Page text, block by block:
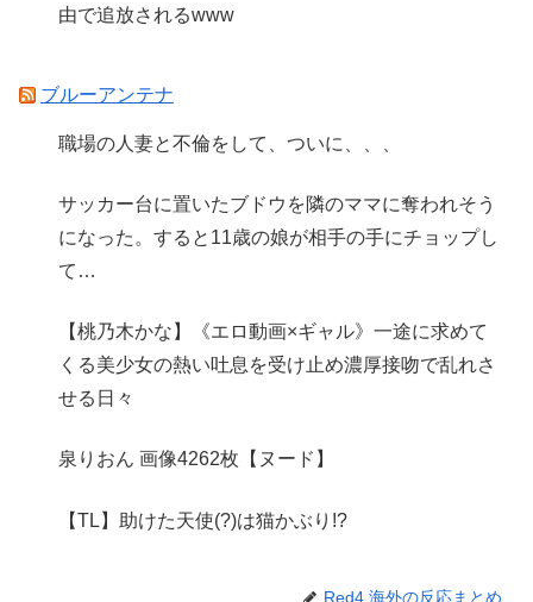
由で追放されるwww
ブルーアンテナ
職場の人妻と不倫をして、ついに、、、
サッカー台に置いたブドウを隣のママに奪われそう
になった。すると11歳の娘が相手の手にチョップし
て…
【桃乃木かな】《エロ動画×ギャル》一途に求めて
くる美少女の熱い吐息を受け止め濃厚接吻で乱れさ
せる日々
泉りおん 画像4262枚【ヌード】
【TL】助けた天使(?)は猫かぶり!?
Red4 海外の反応まとめ